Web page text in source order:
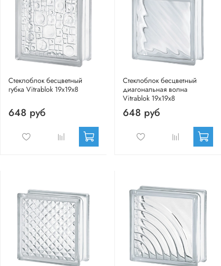
Стеклоблок бесцветный
губка Vitrablok 19х19х8
648 руб
Стеклоблок бесцветный
диагональная волна
Vitrablok 19х19х8
648 руб